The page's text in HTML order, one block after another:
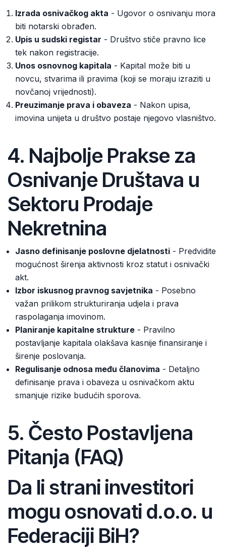
Izrada osnivačkog akta - Ugovor o osnivanju mora
biti notarski obrađen.
Upis u sudski registar - Društvo stiče pravno lice
tek nakon registracije.
Unos osnovnog kapitala - Kapital može biti u
novcu, stvarima ili pravima (koji se moraju izraziti u
novčanoj vrijednosti).
Preuzimanje prava i obaveza - Nakon upisa,
imovina unijeta u društvo postaje njegovo vlasništvo.
4. Najbolje Prakse za
Osnivanje Društava u
Sektoru Prodaje
Nekretnina
Jasno definisanje poslovne djelatnosti - Predvidite
mogućnost širenja aktivnosti kroz statut i osnivački
akt.
Izbor iskusnog pravnog savjetnika - Posebno
važan prilikom strukturiranja udjela i prava
raspolaganja imovinom.
Planiranje kapitalne strukture - Pravilno
postavljanje kapitala olakšava kasnije finansiranje i
širenje poslovanja.
Regulisanje odnosa među članovima - Detaljno
definisanje prava i obaveza u osnivačkom aktu
smanjuje rizike budućih sporova.
5. Često Postavljena
Pitanja (FAQ)
Da li strani investitori
mogu osnovati d.o.o. u
Federaciji BiH?